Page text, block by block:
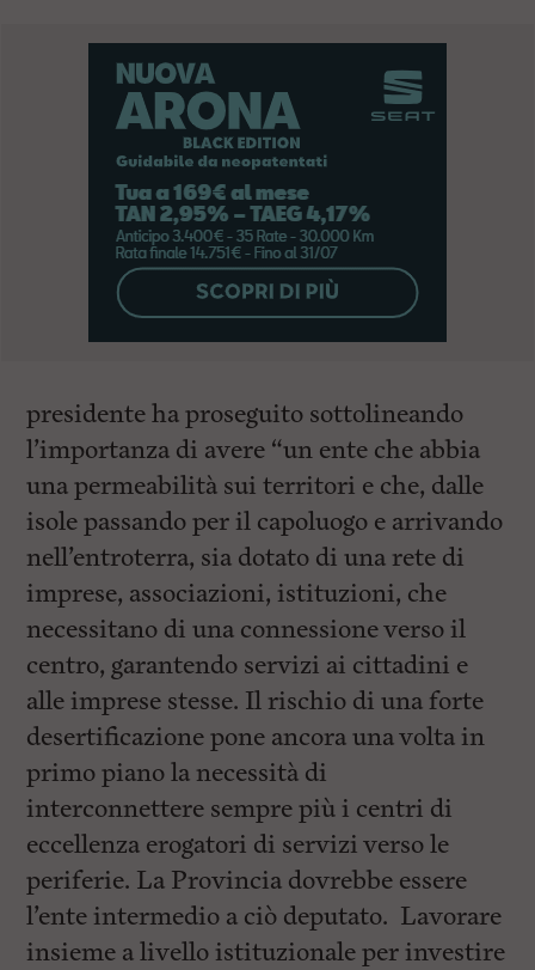
presidente ha proseguito sottolineando
l’importanza di avere “un ente che abbia
una permeabilità sui territori e che, dalle
isole passando per il capoluogo e arrivando
nell’entroterra, sia dotato di una rete di
imprese, associazioni, istituzioni, che
necessitano di una connessione verso il
centro, garantendo servizi ai cittadini e
alle imprese stesse. Il rischio di una forte
desertificazione pone ancora una volta in
primo piano la necessità di
interconnettere sempre più i centri di
eccellenza erogatori di servizi verso le
periferie. La Provincia dovrebbe essere
l’ente intermedio a ciò deputato. Lavorare
insieme a livello istituzionale per investire